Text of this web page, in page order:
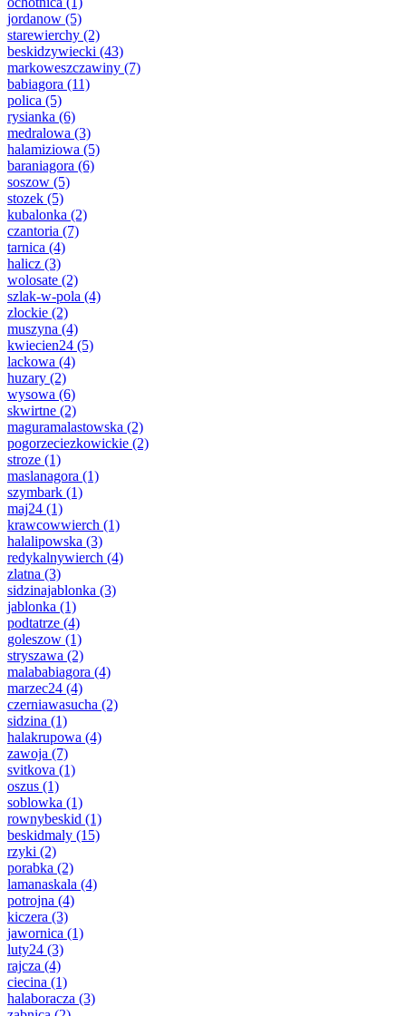
jordanow (5)
starewierchy (2)
beskidzywiecki (43)
markoweszczawiny (7)
babiagora (11)
polica (5)
rysianka (6)
medralowa (3)
halamiziowa (5)
baraniagora (6)
soszow (5)
stozek (5)
kubalonka (2)
czantoria (7)
tarnica (4)
halicz (3)
wolosate (2)
szlak-w-pola (4)
zlockie (2)
muszyna (4)
kwiecien24 (5)
lackowa (4)
huzary (2)
wysowa (6)
skwirtne (2)
maguramalastowska (2)
pogorzeciezkowickie (2)
stroze (1)
maslanagora (1)
szymbark (1)
maj24 (1)
krawcowwierch (1)
halalipowska (3)
redykalnywierch (4)
zlatna (3)
sidzinajablonka (3)
jablonka (1)
podtatrze (4)
goleszow (1)
stryszawa (2)
malababiagora (4)
marzec24 (4)
czerniawasucha (2)
sidzina (1)
halakrupowa (4)
zawoja (7)
svitkova (1)
oszus (1)
soblowka (1)
rownybeskid (1)
beskidmaly (15)
rzyki (2)
porabka (2)
lamanaskala (4)
potrojna (4)
kiczera (3)
jawornica (1)
luty24 (3)
rajcza (4)
ciecina (1)
halaboracza (3)